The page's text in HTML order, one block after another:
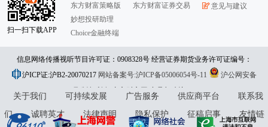
扫一扫下载APP
东方财富策略版
妙想投研助理
Choice金融终端
东方财富证券交易
意见与建议
信息网络传播视听节目许可证：0908328号 经营证券期货业务许可证编号：
913101046312860336 违法和不良信息举报:021-61278686 举报邮箱：
jubao@eastmoney.com
沪ICP证:沪B2-20070217 网站备案号:沪ICP备05006054号-11
沪公网安备
31010402000120号版权所有:东方财富网意见与建议:4000300059/952500
关于我们 可持续发展 广告服务 供应商平台
联系我
们
诚聘英才 法律声明 隐私保护 征稿启事
友情链